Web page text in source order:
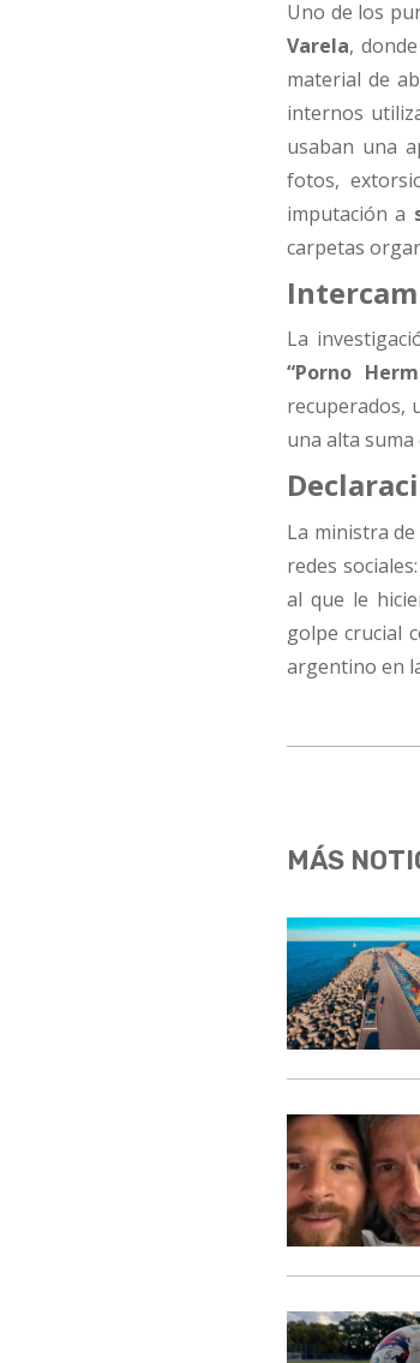
Uno de los
Varela,
material de
internos
usaban una
fotos,
imputación a
carpetas
La
“Porno
recuperados,
una alta
La ministra de
redes
al que le
golpe crucial
argentino en
MÁS